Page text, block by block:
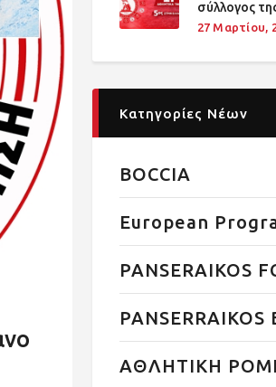
σύλλογος
27 Μαρτίου,
Κατηγορίες Νέων
BOCCIA
European
PANSERAIKOS
PANSERRAIKOS
ΑΘΛΗΤΙΚΗ